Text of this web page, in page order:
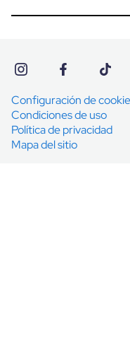
Configuración de
Condiciones de uso
Política de privacidad
Mapa del sitio